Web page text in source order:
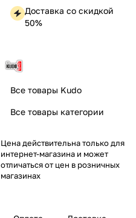
Доставка со скидкой
50%
Все товары Kudo
Все товары категории
Цена действительна только для
интернет-магазина и может
отличаться от цен в розничных
магазинах